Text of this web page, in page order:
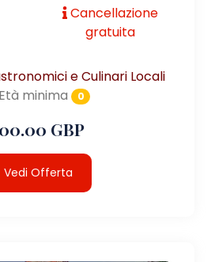
Cancellazione
gratuita
e Culinari Locali
minima
0
GBP
Vedi Offerta